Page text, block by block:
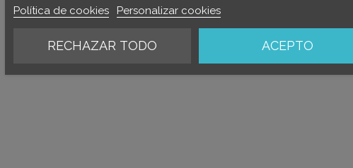
Política de cookies Personalizar cookies
RECHAZAR TODO ACEPTO